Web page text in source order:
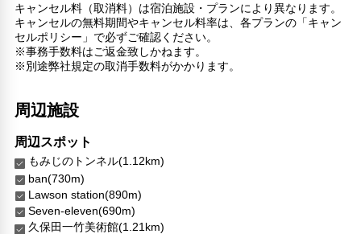
コンタクトレス チェックイン/チェックアウト
医師/看護師 オンコール待機
チェックイン/チェックアウト（プライベート）
リネン・衣類の湯洗い
洗濯機
専用ダイニングルーム
キャンセル料（取消料）は宿泊施設・プランにより異なります。
キャンセルの無料期間やキャンセル料率は、各プランの「キャン
セルポリシー」で必ずご確認ください。
※事務手数料はご返金致しかねます。
※別途弊社規定の取消手数料がかかります。
周辺施設
周辺スポット
もみじのトンネル(1.12km)
ban(730m)
Lawson station(890m)
Seven-eleven(690m)
久保田一竹美術館(1.21km)